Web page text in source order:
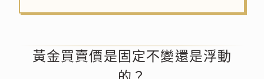
黃金買賣價是固定不變還是浮動